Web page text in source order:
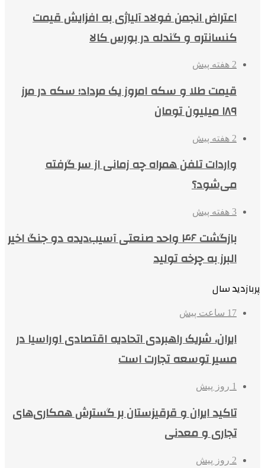
اعتراض انجمن فولاد آلیاژی به افزایش قیمت
کنسانتره و گندله در بورس کالا
2 هفته پیش
قیمت طلا و سکه امروز یک مرداد؛ سکه در مرز
۱۸۹ میلیون تومان
2 هفته پیش
واردات تلفن همراه چه زمانی از سر گرفته
می‌شود؟
3 هفته پیش
بازگشت ۴۶ واحد صنعتی آسیب‌دیده دو جنگ اخیر
البرز به چرخه تولید
پربازدید سال
17 ساعت پیش
ایران، شریک راهبردی اتحادیه اقتصادی اوراسیا در
مسیر توسعه تجارت است
1 روز پیش
تاکید ایران و قرقیزستان بر گسترش همکاری‌های
تجاری و معدنی
2 روز پیش